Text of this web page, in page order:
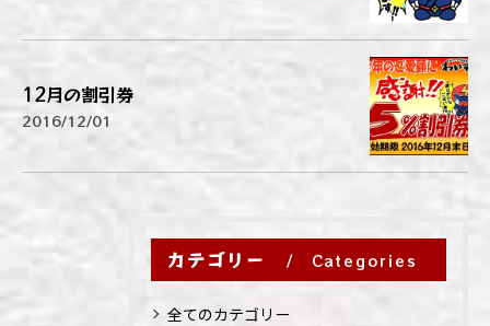
12月の割引券
2016/12/01
カテゴリー Categories
全てのカテゴリー